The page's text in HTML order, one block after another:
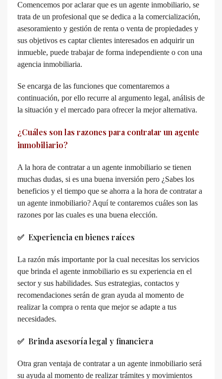
Comencemos por aclarar que es un agente inmobiliario, se
trata de un profesional que se dedica a la comercialización,
asesoramiento y gestión de renta o venta de propiedades y
sus objetivos es captar clientes interesados en adquirir un
inmueble, puede trabajar de forma independiente o con una
agencia inmobiliaria.
Se encarga de las funciones que comentaremos a
continuación, por ello recurre al argumento legal, análisis de
la situación y el mercado para ofrecer la mejor alternativa.
¿Cuáles son las razones para contratar un agente
inmobiliario?
A la hora de contratar a un agente inmobiliario se tienen
muchas dudas, si es una buena inversión pero ¿Sabes los
beneficios y el tiempo que se ahorra a la hora de contratar a
un agente inmobiliario? Aquí te contaremos cuáles son las
razones por las cuales es una buena elección.
✅ Experiencia en bienes raíces
La razón más importante por la cual necesitas los servicios
que brinda el agente inmobiliario es su experiencia en el
sector y sus habilidades. Sus estrategias, contactos y
recomendaciones serán de gran ayuda al momento de
realizar la compra o renta que mejor se adapte a tus
necesidades.
✅ Brinda asesoría legal y financiera
Otra gran ventaja de contratar a un agente inmobiliario será
su ayuda al momento de realizar trámites y movimientos